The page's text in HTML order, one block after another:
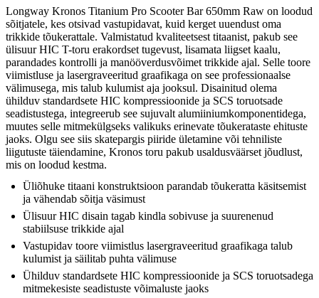
Longway Kronos Titanium Pro Scooter Bar 650mm Raw on loodud
sõitjatele, kes otsivad vastupidavat, kuid kerget uuendust oma
trikkide tõukerattale. Valmistatud kvaliteetsest titaanist, pakub see
ülisuur HIC T-toru erakordset tugevust, lisamata liigset kaalu,
parandades kontrolli ja manööverdusvõimet trikkide ajal. Selle toore
viimistluse ja lasergraveeritud graafikaga on see professionaalse
välimusega, mis talub kulumist aja jooksul. Disainitud olema
ühilduv standardsete HIC kompressioonide ja SCS toruotsade
seadistustega, integreerub see sujuvalt alumiiniumkomponentidega,
muutes selle mitmekülgseks valikuks erinevate tõukerataste ehituste
jaoks. Olgu see siis skatepargis piiride ületamine või tehniliste
liigutuste täiendamine, Kronos toru pakub usaldusväärset jõudlust,
mis on loodud kestma.
Üliõhuke titaani konstruktsioon parandab tõukeratta käsitsemist
ja vähendab sõitja väsimust
Ülisuur HIC disain tagab kindla sobivuse ja suurenenud
stabiilsuse trikkide ajal
Vastupidav toore viimistlus lasergraveeritud graafikaga talub
kulumist ja säilitab puhta välimuse
Ühilduv standardsete HIC kompressioonide ja SCS toruotsadega
mitmekesiste seadistuste võimaluste jaoks